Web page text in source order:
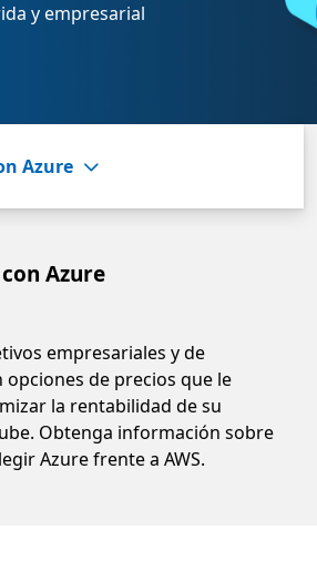
y empresarial
Azure
Azure
empresariales y de
de precios que le
la rentabilidad de su
Obtenga información sobre
Azure frente a AWS.